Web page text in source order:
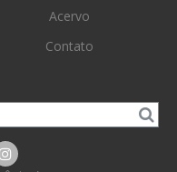
Acervo
Contato